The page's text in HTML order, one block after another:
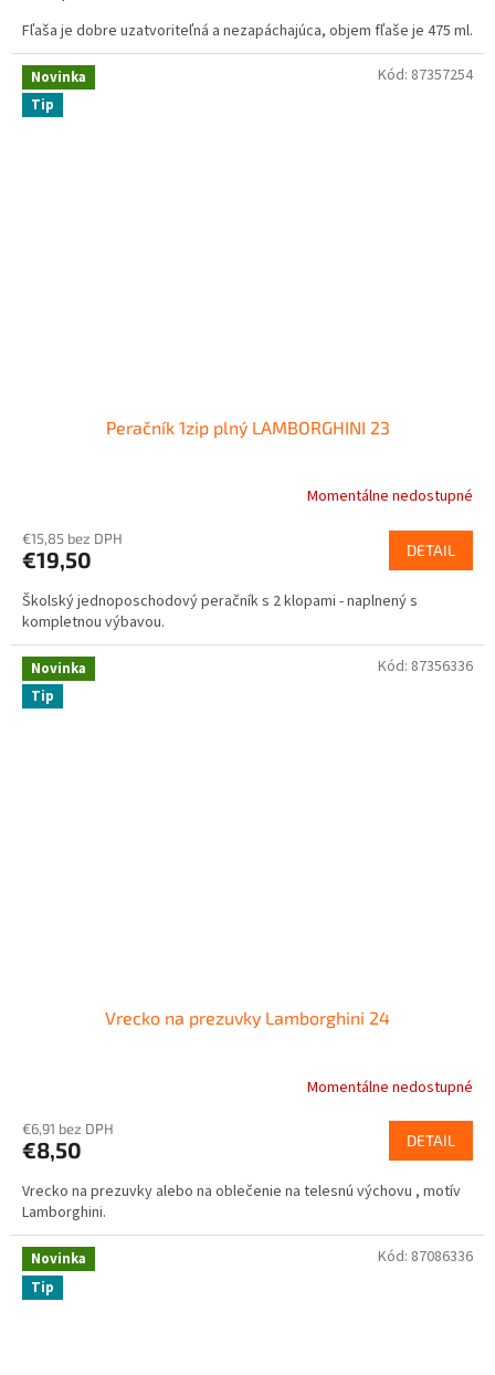
Fľaša je dobre uzatvoriteľná a nezapáchajúca, objem fľaše je 475 ml.
Novinka
Tip
Peračník 1zip plný LAMBORGHINI 23
Momentálne nedostupné
€15,85 bez DPH
€19,50 DETAIL
Školský jednoposchodový peračník s 2 klopami - naplnený s
kompletnou výbavou.
Kód: 87357254
Novinka
Tip
Vrecko na prezuvky Lamborghini 24
Momentálne nedostupné
€6,91 bez DPH
€8,50 DETAIL
Vrecko na prezuvky alebo na oblečenie na telesnú výchovu , motív
Lamborghini.
Kód: 87356336
Novinka
Tip
Kód: 87086336